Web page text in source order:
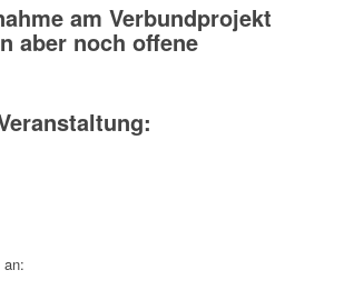
am Verbundprojekt
aber noch offene